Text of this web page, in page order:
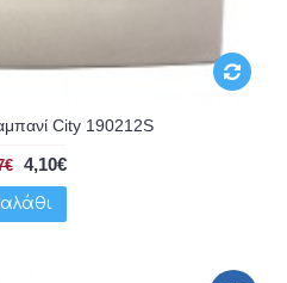
City 190212S
4,10€